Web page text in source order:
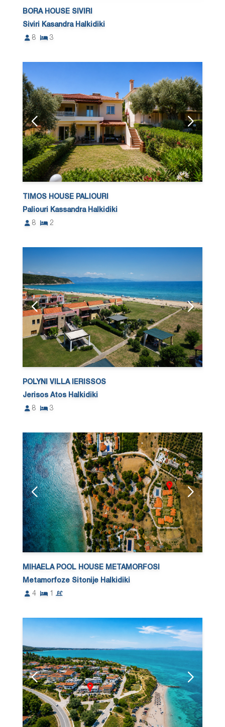
BORA HOUSE SIVIRI
Siviri Kasandra Halkidiki
8
3
TIMOS HOUSE PALIOURI
Paliouri Kassandra Halkidiki
8
2
POLYNI VILLA IERISSOS
Jerisos Atos Halkidiki
8
3
MIHAELA POOL HOUSE METAMORFOSI
Metamorfoze Sitonije Halkidiki
4
1